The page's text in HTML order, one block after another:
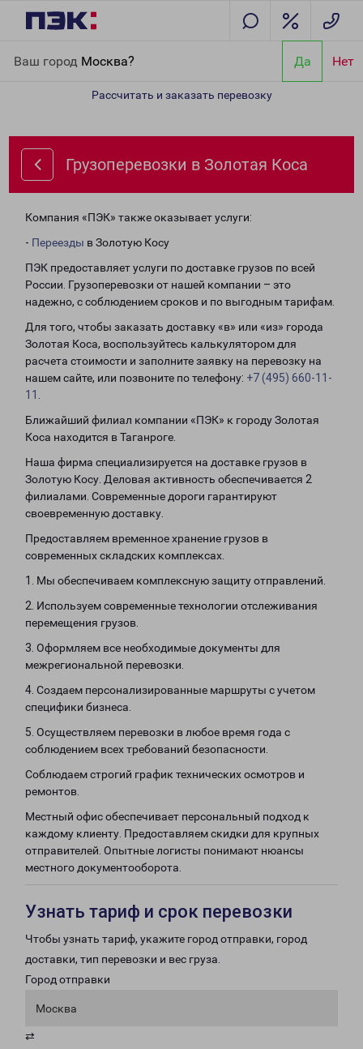
Ваш город Москва? Да Нет
Рассчитать и заказать перевозку
Грузоперевозки в Золотая Коса
Компания «ПЭК» также оказывает услуги:
- Переезды в Золотую Косу
ПЭК предоставляет услуги по доставке грузов по всей
России. Грузоперевозки от нашей компании – это
надежно, с соблюдением сроков и по выгодным тарифам.
Для того, чтобы заказать доставку «в» или «из» города
Золотая Коса, воспользуйтесь калькулятором для
расчета стоимости и заполните заявку на перевозку на
нашем сайте, или позвоните по телефону: +7 (495) 660-11-
11
Ближайший филиал компании «ПЭК» к городу Золотая
Коса находится в Таганроге.
Наша фирма специализируется на доставке грузов в
Золотую Косу. Деловая активность обеспечивается 2
филиалами. Современные дороги гарантируют
своевременную доставку.
Предоставляем временное хранение грузов в
современных складских комплексах.
1. Мы обеспечиваем комплексную защиту отправлений.
2. Используем современные технологии отслеживания
перемещения грузов.
3. Оформляем все необходимые документы для
межрегиональной перевозки.
4. Создаем персонализированные маршруты с учетом
специфики бизнеса.
5. Осуществляем перевозки в любое время года с
соблюдением всех требований безопасности.
Соблюдаем строгий график технических осмотров и
ремонтов.
Местный офис обеспечивает персональный подход к
каждому клиенту. Предоставляем скидки для крупных
отправителей. Опытные логисты понимают нюансы
местного документооборота.
Узнать тариф и срок перевозки
Чтобы узнать тариф, укажите город отправки, город
доставки, тип перевозки и вес груза.
Город отправки
Москва
⇄